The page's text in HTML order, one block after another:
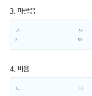
3. 마찰음
ㅅ
s
ㅆ
ss
4. 비음
ㄴ
ㅁ